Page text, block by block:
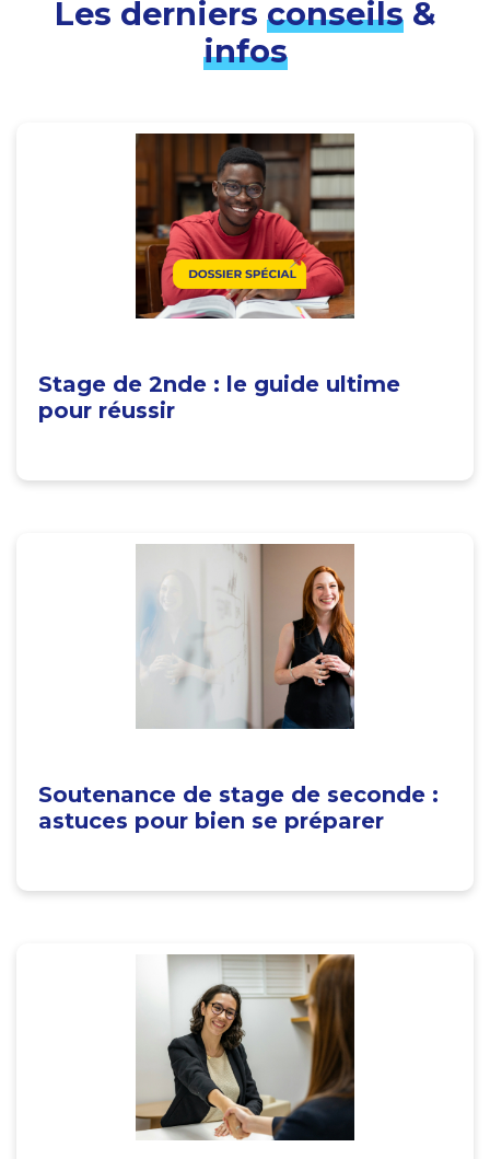
Les derniers conseils&
infos
Stage de 2nde : le guide ultime
pour réussir
Soutenance de stage de seconde :
astuces pour bien se préparer